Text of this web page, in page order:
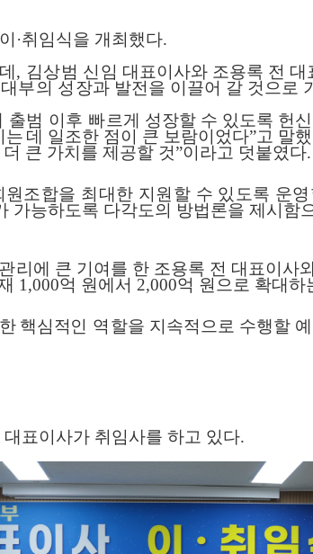
·취임식을 개최했다.
, 김상범 신 임 대표이사와 조용록 전
대부의 성 장과 발전을 이끌어 갈 것으로
출범 이후 빠르게 성장할 수 있도록 헌
는 데 일조한 점이 큰 보람이었다”고 말
더 큰 가치를 제공할 것”이라고 덧붙였다.
원조합을 최 대한 지원할 수 있도록 운영
가능하도록 다각도의 방법론을 제시함
리에 큰 기여를 한 조용록 전 대표이사
1,000억 원에서 2,000억 원으로 확대하
핵심적인 역 할을 지속적으로 수행할
대표이사가 취임사를 하고 있다.